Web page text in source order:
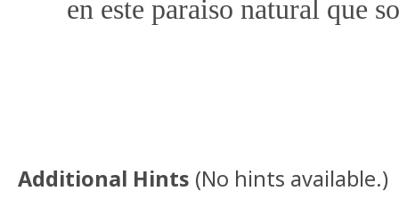
en este paraiso natural que
Additional Hints (No hints available.)